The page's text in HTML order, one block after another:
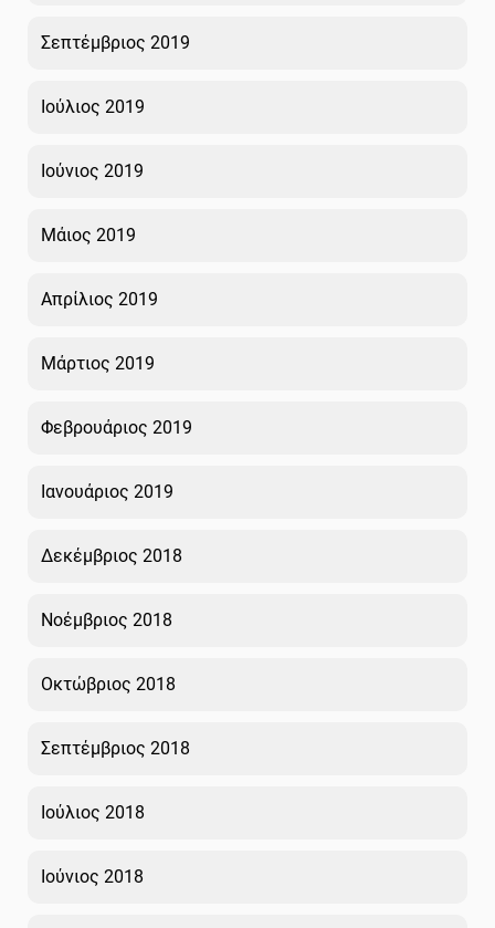
Σεπτέμβριος 2019
Ιούλιος 2019
Ιούνιος 2019
Μάιος 2019
Απρίλιος 2019
Μάρτιος 2019
Φεβρουάριος 2019
Ιανουάριος 2019
Δεκέμβριος 2018
Νοέμβριος 2018
Οκτώβριος 2018
Σεπτέμβριος 2018
Ιούλιος 2018
Ιούνιος 2018